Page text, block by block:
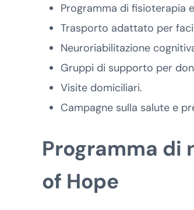
Programma di fisioterapia
Trasporto adattato per
Neuroriabilitazione
Gruppi di supporto per
Visite domiciliari.
Campagne sulla salute e
Programma di
of Hope